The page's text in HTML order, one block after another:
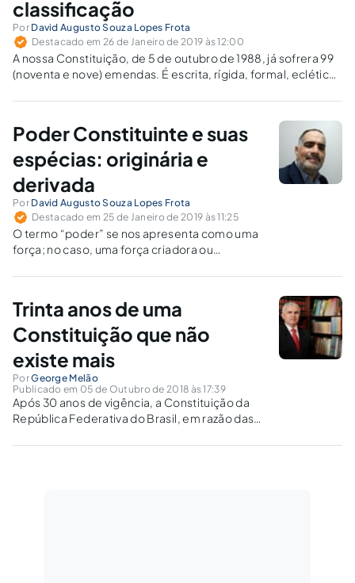
classificação
Por David Augusto Souza Lopes Frota
Destacado em 26 de Janeiro de 2019 às 12:00
A nossa Constituição, de 5 de outubro de 1988, já sofrera 99
(noventa e nove) emendas. É escrita, rígida, formal, eclética,
Poder Constituinte e suas
espécias: originária e
derivada
Por David Augusto Souza Lopes Frota
Destacado em 25 de Janeiro de 2019 às 11:25
O termo “poder” se nos apresenta como uma
força; no caso, uma força criadora ou
principal de um ordenamento jurídico, e, por
ideológica e orgânica de um novo Estado.
Trinta anos de uma
Constituição que não
existe mais
PorGeorge Melão
Publicado em 05 de Outubro de 2018 às 17:39
Após 30 anos de vigência, a Constituição da
República Federativa do Brasil, em razão das
que foi promulgada em 1988.